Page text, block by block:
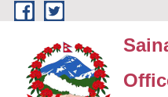
Skip to main content